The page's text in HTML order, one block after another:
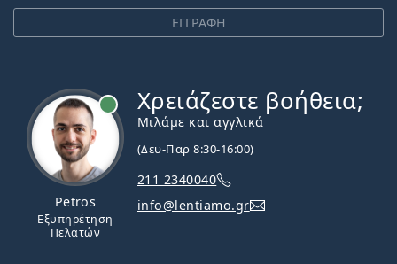
ΕΓΓΡΑΦΗ
Petros
Εξυπηρέτηση
Πελατών
Χρειάζεστε βοήθεια;
Μιλάμε και αγγλικά
(Δευ-Παρ 8:30-16:00)
211 2340040
info@lentiamo.gr